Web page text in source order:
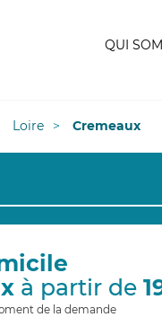
QUI
Loire Cremeaux
à partir de
de la demande